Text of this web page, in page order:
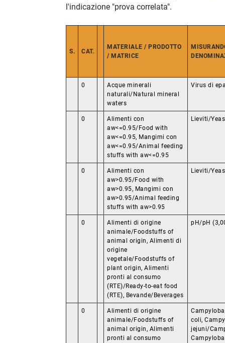
l'indicazione "prova correlata".
S. CAT.
MATERIALE / PRODOTTO
/ MATRICE
0
Acque minerali
naturali/Natural mineral
waters
Virus di
0
Alimenti con
aw<=0.95/Food with
aw<=0.95, Mangimi con
aw<=0.95/Animal feeding
stuffs with aw<=0.95
Lieviti/
0
Alimenti con
aw>0.95/Food with
aw>0.95, Mangimi con
aw>0.95/Animal feeding
stuffs with aw>0.95
Lieviti/
0
Alimenti di origine
animale/Foodstuffs of
animal origin, Alimenti di
origine
vegetale/Foodstuffs of
plant origin, Alimenti
pronti al consumo
(RTE)/Ready-to-eat food
(RTE), Bevande/Beverages
pH/pH
0
Alimenti di origine
animale/Foodstuffs of
animal origin, Alimenti
pronti al consumo
coli,
jejuni/